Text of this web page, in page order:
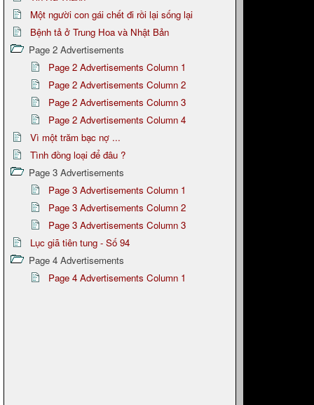
Một người con gái chết đi rồi lại sống lại
Bệnh tả ở Trung Hoa và Nhật Bản
Page 2 Advertisements
Page 2 Advertisements Column 1
Page 2 Advertisements Column 2
Page 2 Advertisements Column 3
Page 2 Advertisements Column 4
Vì một trăm bạc nợ ...
Tình đồng loại để đâu ?
Page 3 Advertisements
Page 3 Advertisements Column 1
Page 3 Advertisements Column 2
Page 3 Advertisements Column 3
Lục giã tiên tung - Số 94
Page 4 Advertisements
Page 4 Advertisements Column 1